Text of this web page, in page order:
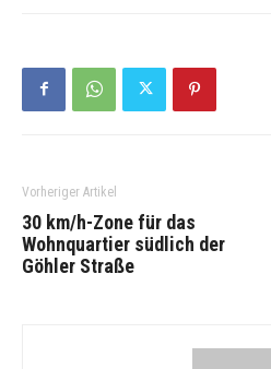
Vorheriger Artikel
30 km/h-Zone für das
Wohnquartier südlich der
Göhler Straße